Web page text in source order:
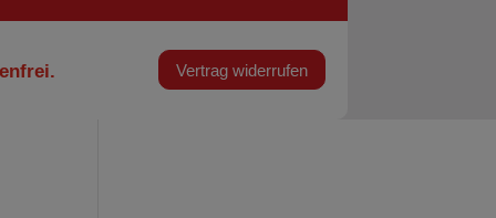
Vertrag widerrufen